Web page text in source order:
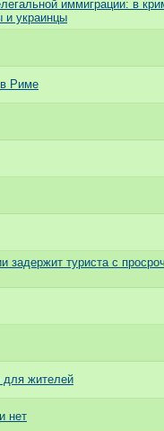
иммиграции: в
и украинцы
Риме
задержит туриста с
для жителей
нет